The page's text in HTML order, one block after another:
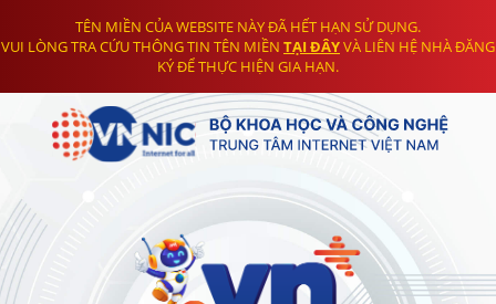
TÊN MIỀN CỦA WEBSITE NÀY ĐÃ HẾT HẠN SỬ DỤNG.
VUI LÒNG TRA CỨU THÔNG TIN TÊN MIỀN TẠI ĐÂYVÀ LIÊN HỆ NHÀ ĐĂNG
KÝ ĐỂ THỰC HIỆN GIA HẠN.